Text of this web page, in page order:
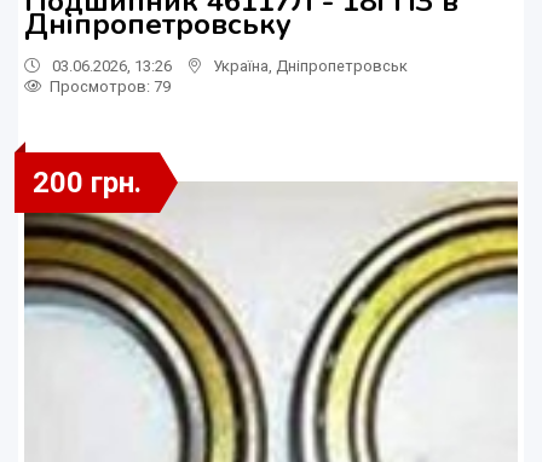
Дніпропетровську
03.06.2026, 13:26 Україна Дніпропетровськ
Просмотров: 79
200 грн.